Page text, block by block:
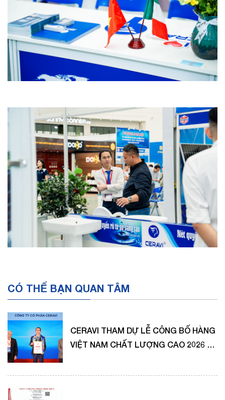
CÓ THỂ BẠN QUAN TÂM
CERAVI THAM DỰ LỄ CÔNG BỐ HÀNG
VIỆT NAM CHẤT LƯỢNG CAO 2026 –